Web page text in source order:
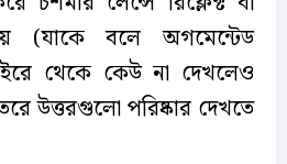
(যাকে বলে অগমেন্টেড
থেকে কেউ না দেখলেও
উত্তরগুলো পরিষ্কার দেখতে